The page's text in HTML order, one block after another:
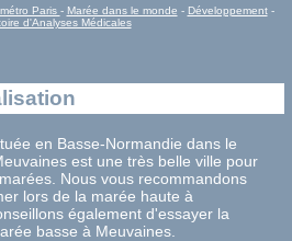
Paris - Marée dans le monde - Développement-
d'Analyses Médicales
en Basse-Normandie dans le
est une très belle ville pour
Nous vous recommandons
lors de la marée haute à
également d'essayer la
basse à Meuvaines.